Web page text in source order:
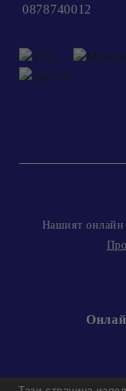
0878740012
Нашият онлайн